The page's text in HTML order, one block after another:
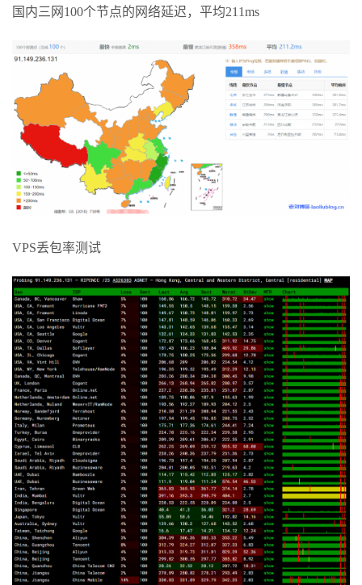
国内三网100个节点的网络延迟，平均211ms
VPS丢包率测试